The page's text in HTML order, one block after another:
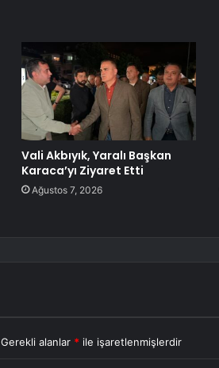
Vali Akbıyık, Yaralı Başkan
Karaca’yı Ziyaret Etti
Ağustos 7, 2026
Gerekli alanlar * ile işaretlenmişlerdir